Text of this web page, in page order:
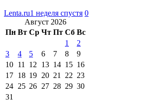
Lenta.ru1 неделя спустя 0
Август 2026
Пн Вт Ср Чт Пт Сб Вс
1
2
3
4 5 6 7 8
9
10 11 12 13 14 15 16
17 18 19 20 21 22 23
24 25 26 27 28 29 30
31